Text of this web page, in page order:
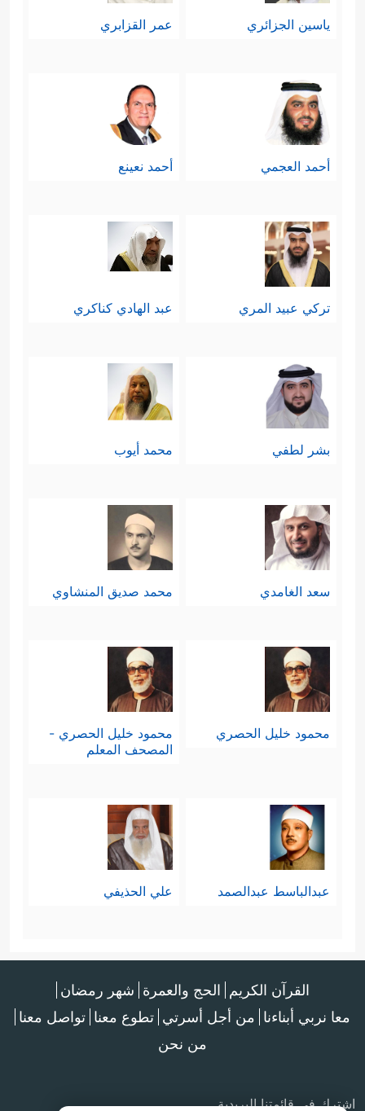
ياسين الجزائري عمر القزابري
أحمد العجمي أحمد نعينع
تركي عبيد المري عبد الهادي كناكري
بشر لطفي محمد أيوب
سعد الغامدي محمد صديق المنشاوي
محمود خليل الحصري
محمود خليل الحصري -
المصحف المعلم
عبدالباسط عبدالصمد علي الحذيفي
القرآن الكريم الحج والعمرة شهر رمضان
معا نربي أبناءنا من أجل أسرتي تطوع معنا تواصل معنا
من نحن
اشترك في قائمتنا البريدية